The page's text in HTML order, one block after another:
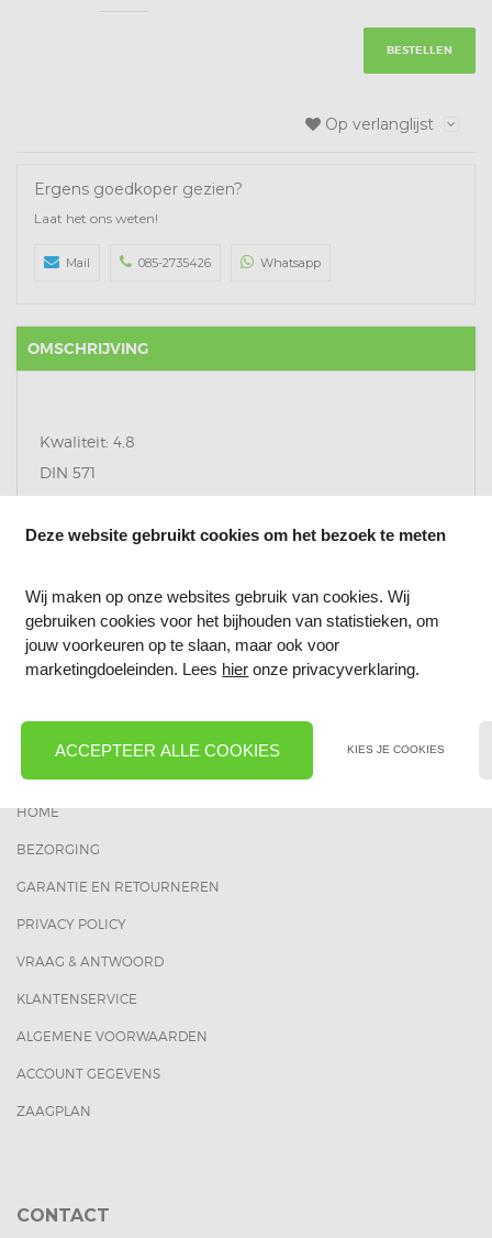
BESTELLEN
Op verlanglijst
Ergens goedkoper gezien?
Laat het ons weten!
Mail 085-2735426 Whatsapp
OMSCHRIJVING
Kwaliteit: 4.8
DIN 571
REVIEWS
MENU
HOME
BEZORGING
GARANTIE EN RETOURNEREN
PRIVACY POLICY
VRAAG & ANTWOORD
KLANTENSERVICE
ALGEMENE VOORWAARDEN
ACCOUNT GEGEVENS
ZAAGPLAN
CONTACT
Deze website gebruikt cookies om het bezoek te meten
Wij maken op onze websites gebruik van cookies. Wij
gebruiken cookies voor het bijhouden van statistieken, om
jouw voorkeuren op te slaan, maar ook voor
marketingdoeleinden. Lees hier onze privacyverklaring.
ACCEPTEER ALLE COOKIES KIES JE COOKIES